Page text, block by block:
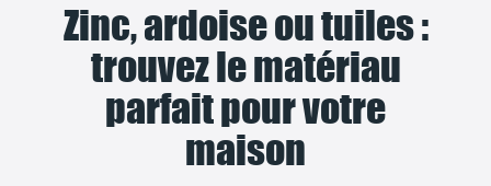
Zinc, ardoise ou tuiles :
trouvez le matériau
parfait pour votre
maison